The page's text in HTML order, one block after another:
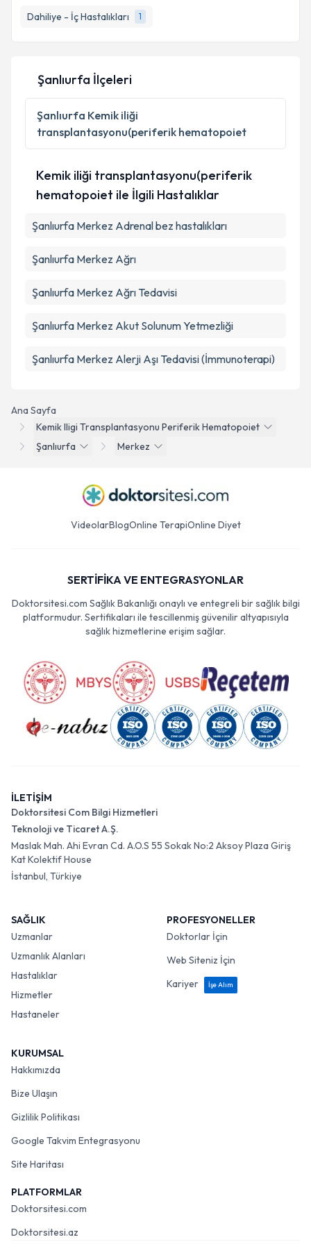
Dahiliye - İç Hastalıkları
1
Kişisel verilerimin işlenmesine ilişkinAydınlatma
Metni'ni okudum ve kişisel verilerimin belirtilen
kapsamda işlenmesini kabul ediyorum.
Takvim Talebini Gönder
Ana Sayfa
Kemik Iligi Transplantasyonu Periferik Hematopoiet
Şanlıurfa
Merkez
Şanlıurfa İlçeleri
Şanlıurfa Kemik iliği
transplantasyonu(periferik hematopoiet
Kemik iliği transplantasyonu(periferik
hematopoiet ile İlgili Hastalıklar
Şanlıurfa Merkez Adrenal bez hastalıkları
Şanlıurfa Merkez Ağrı
Şanlıurfa Merkez Ağrı Tedavisi
Şanlıurfa Merkez Akut Solunum Yetmezliği
Şanlıurfa Merkez Alerji Aşı Tedavisi (İmmunoterapi)
VideolarBlogOnline TerapiOnline Diyet
SERTİFİKA VE ENTEGRASYONLAR
Doktorsitesi.com Sağlık Bakanlığı onaylı ve entegreli bir sağlık bilgi
platformudur. Sertifikaları ile tescillenmiş güvenilir altyapısıyla
sağlık hizmetlerine erişim sağlar.
İLETİŞİM
Doktorsitesi Com Bilgi Hizmetleri
Teknoloji ve Ticaret A.Ş.
Maslak Mah. Ahi Evran Cd. A.O.S 55 Sokak No:2 Aksoy Plaza Giriş
Kat Kolektif House
İstanbul, Türkiye
SAĞLIK
Uzmanlar
Uzmanlık Alanları
Hastalıklar
Hizmetler
Hastaneler
PROFESYONELLER
Doktorlar İçin
Web Siteniz İçin
Kariyer
İşe Alım
KURUMSAL
Hakkımızda
Bize Ulaşın
Gizlilik Politikası
Google Takvim Entegrasyonu
Site Haritası
PLATFORMLAR
Doktorsitesi.com
Doktorsitesi.az